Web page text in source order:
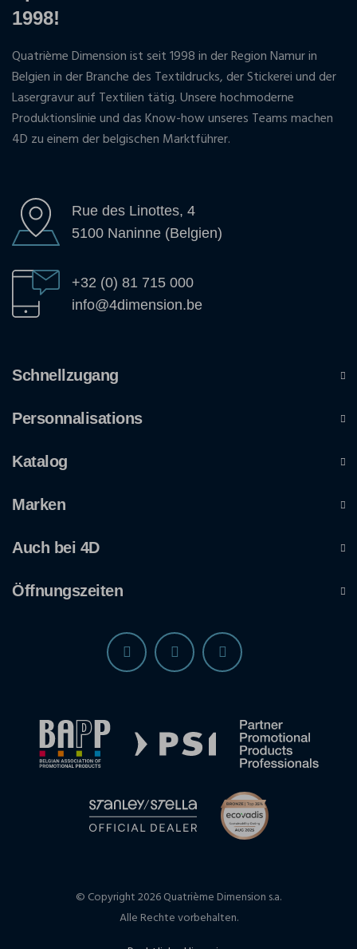
1998!
Quatrième Dimension ist seit 1998 in der Region Namur in
Belgien in der Branche des Textildrucks, der Stickerei und der
Lasergravur auf Textilien tätig. Unsere hochmoderne
Produktionslinie und das Know-how unseres Teams machen
4D zu einem der belgischen Marktführer.
Rue des Linottes, 4
5100 Naninne (Belgien)
+32 (0) 81 715 000
info@4dimension.be
Schnellzugang
Personnalisations
Katalog
Marken
Auch bei 4D
Öffnungszeiten
© Copyright 2026 Quatrième Dimension s.a.
Alle Rechte vorbehalten.